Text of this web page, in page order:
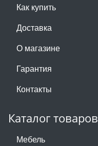
Как купить
Доставка
О магазине
Гарантия
Контакты
Каталог товаров
Мебель